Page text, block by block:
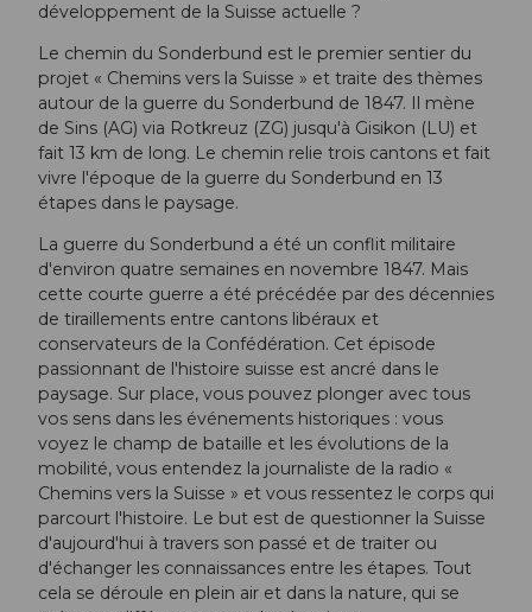
développement de la Suisse actuelle ?
Le chemin du Sonderbund est le premier sentier du
projet « Chemins vers la Suisse » et traite des thèmes
autour de la guerre du Sonderbund de 1847. Il mène
de Sins (AG) via Rotkreuz (ZG) jusqu'à Gisikon (LU) et
fait 13 km de long. Le chemin relie trois cantons et fait
vivre l'époque de la guerre du Sonderbund en 13
étapes dans le paysage.
La guerre du Sonderbund a été un conflit militaire
d'environ quatre semaines en novembre 1847. Mais
cette courte guerre a été précédée par des décennies
de tiraillements entre cantons libéraux et
conservateurs de la Confédération. Cet épisode
passionnant de l'histoire suisse est ancré dans le
paysage. Sur place, vous pouvez plonger avec tous
vos sens dans les événements historiques : vous
voyez le champ de bataille et les évolutions de la
mobilité, vous entendez la journaliste de la radio «
Chemins vers la Suisse » et vous ressentez le corps qui
parcourt l'histoire. Le but est de questionner la Suisse
d'aujourd'hui à travers son passé et de traiter ou
d'échanger les connaissances entre les étapes. Tout
cela se déroule en plein air et dans la nature, qui se